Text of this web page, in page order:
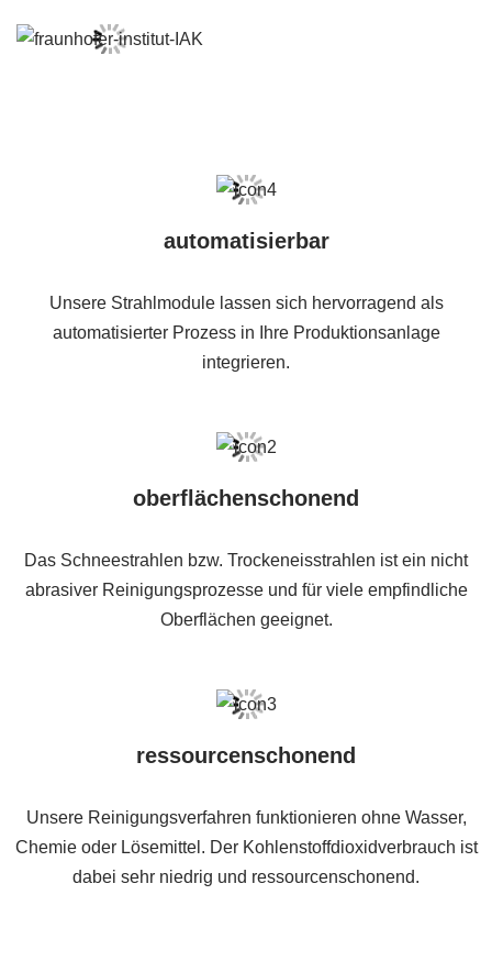
automatisierbar
Unsere Strahlmodule lassen sich hervorragend als
automatisierter Prozess in Ihre Produktionsanlage
integrieren.
oberflächenschonend
Das Schneestrahlen bzw. Trockeneisstrahlen ist ein nicht
abrasiver Reinigungsprozesse und für viele empfindliche
Oberflächen geeignet.
ressourcenschonend
Unsere Reinigungsverfahren funktionieren ohne Wasser,
Chemie oder Lösemittel. Der Kohlenstoffdioxidverbrauch ist
dabei sehr niedrig und ressourcenschonend.